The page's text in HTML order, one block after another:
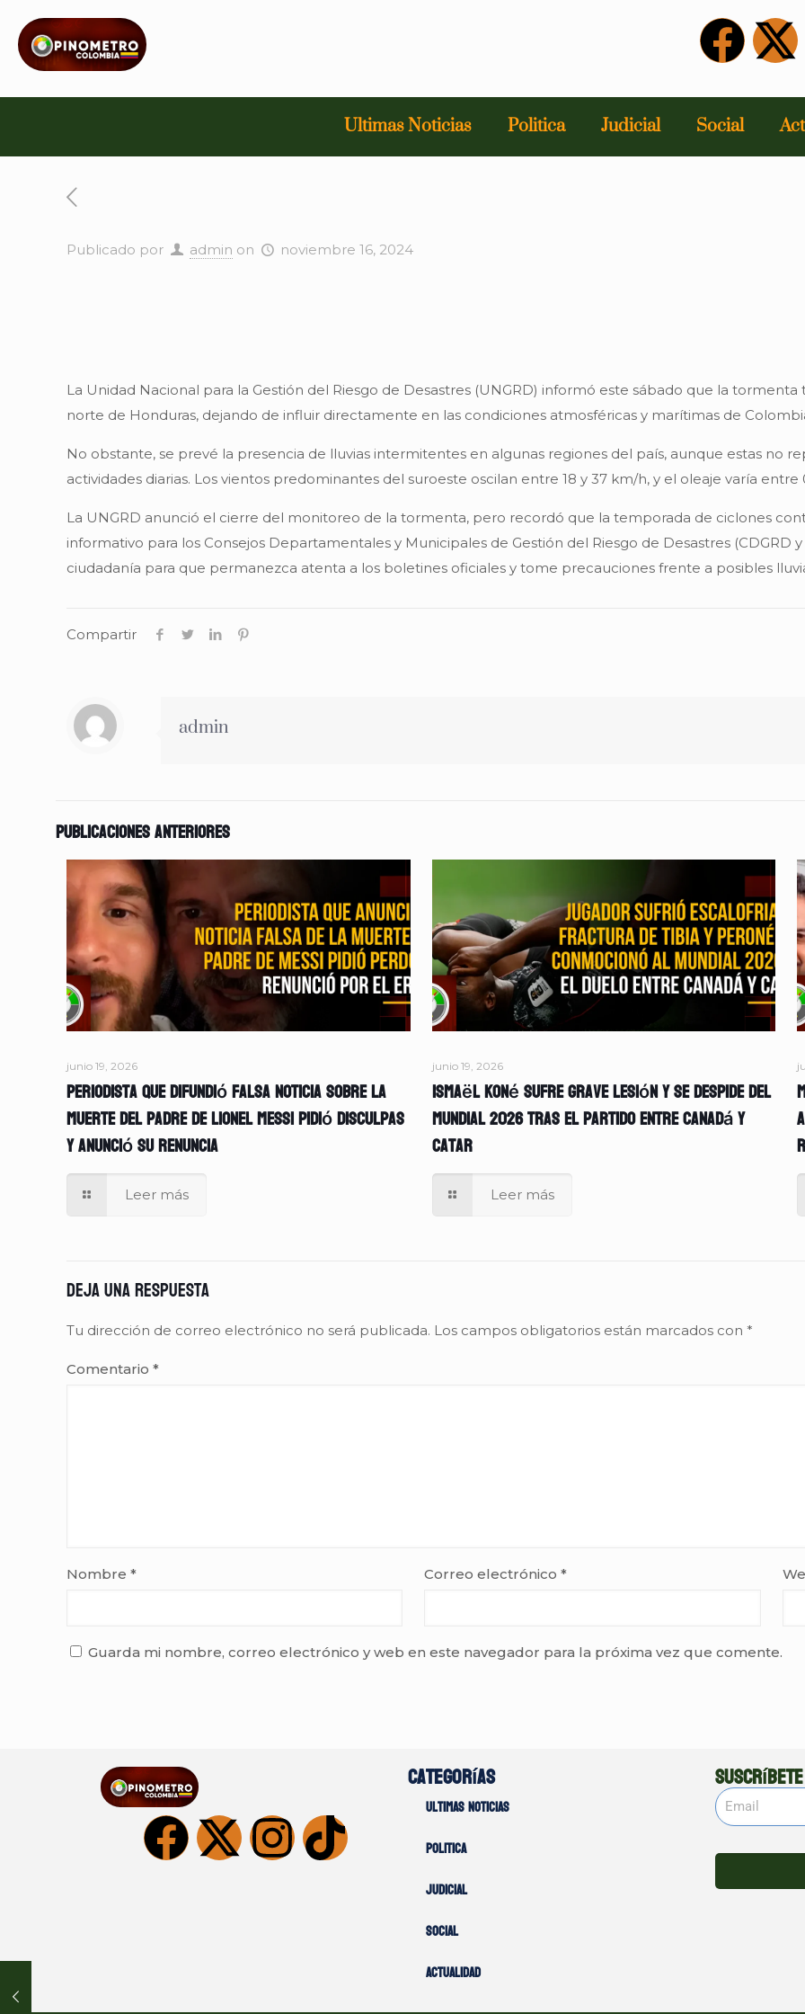
Ultimas Noticias Politica Judicial Social
Publicado por admin on noviembre 16, 2024
La Unidad Nacional para la Gestión del Riesgo de Desastres (UNGRD) informó este sábado que la
norte de Honduras, dejando de influir directamente en las condiciones atmosféricas y marítimas de
No obstante, se prevé la presencia de lluvias intermitentes en algunas regiones del país, aunque estas no
actividades diarias. Los vientos predominantes del suroeste oscilan entre 18 y 37 km/h, y el oleaje varía entre
La UNGRD anunció el cierre del monitoreo de la tormenta, pero recordó que la temporada de ciclones
informativo para los Consejos Departamentales y Municipales de Gestión del Riesgo de Desastres (CDGRD
ciudadanía para que permanezca atenta a los boletines oficiales y tome precauciones frente a posibles
Compartir
admin
Publicaciones anteriores
junio 19, 2026
Periodista que difundió falsa noticia sobre la
muerte del padre de Lionel Messi pidió disculpas
y anunció su renuncia
Leer más
junio 19, 2026
Ismaël Koné sufre grave lesión y se despide del
Mundial 2026 tras el partido entre Canadá y
Catar
Leer más
Deja una respuesta
Tu dirección de correo electrónico no será publicada. Los campos obligatorios están marcados con *
Comentario *
Nombre * Correo electrónico*
Guarda mi nombre, correo electrónico y web en este navegador para la próxima vez que comente.
Categorías
Ultimas noticias
Politica
Judicial
Social
Actualidad